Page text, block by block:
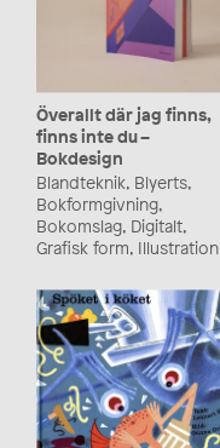
Överallt där jag finns,
finns inte du –
Bokdesign
Blandteknik, Blyerts,
Bokformgivning,
Bokomslag, Digitalt,
Grafisk form, Illustration